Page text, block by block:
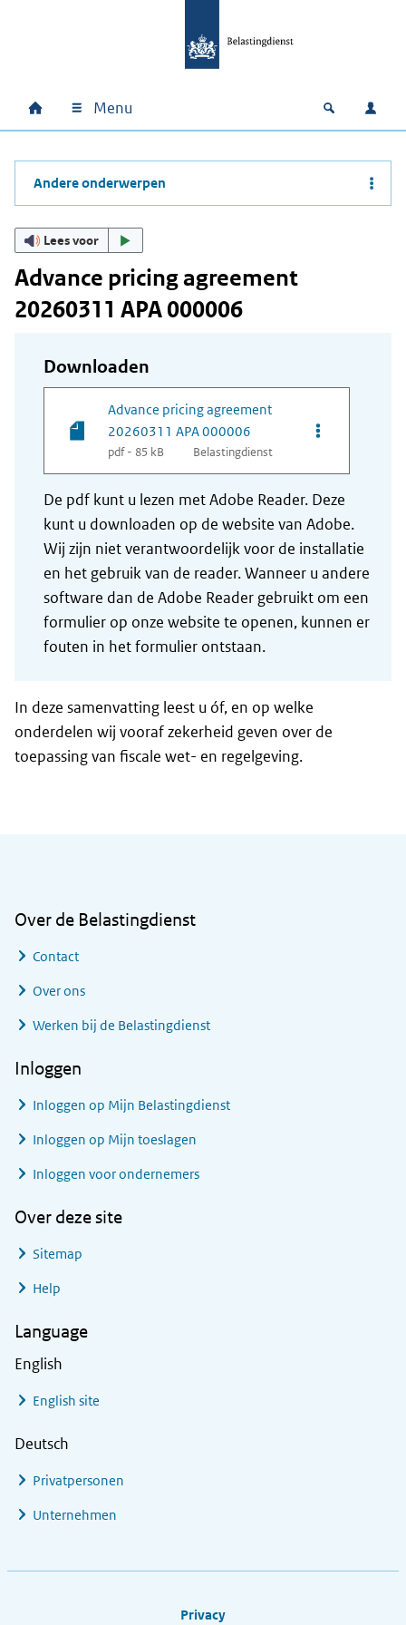
Hoofdnavigatie
Home Menu Open
Andere onderwerpen
Lees voor
Advance pricing agreement
20260311 APA 000006
Downloaden
Advance pricing agreement
20260311 APA 000006
pdf - 85 kB Belastingdienst
Opties van
De pdf kunt u lezen met Adobe Reader. Deze
kunt u downloaden op de website van Adobe.
Wij zijn niet verantwoordelijk voor de installatie
en het gebruik van de reader. Wanneer u andere
software dan de Adobe Reader gebruikt om een
formulier op onze website te openen, kunnen er
fouten in het formulier ontstaan.
In deze samenvatting leest u óf, en op welke
onderdelen wij vooraf zekerheid geven over de
toepassing van fiscale wet- en regelgeving.
Over de Belastingdienst
Contact
Over ons
Werken bij de Belastingdienst
Inloggen
Inloggen op Mijn Belastingdienst
Inloggen op Mijn toeslagen
Inloggen voor ondernemers
Over deze site
Sitemap
Help
Language
English
English site
Deutsch
Privatpersonen
Unternehmen
Privacy